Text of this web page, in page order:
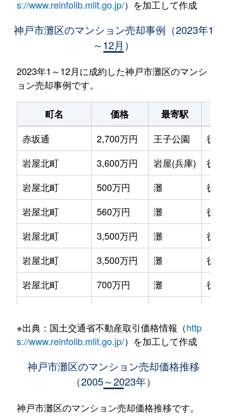
s://www.reinfolib.mlit.go.jp/）を加工して作成
神戸市灘区のマンション売却事例（2023年1
～12月）
2023年1～12月に成約した神戸市灘区のマンシ
ョン売却事例です。
町名 価格 最寄駅
赤坂通
2,700万円 王子公園
徒
岩屋北町
3,600万円 岩屋(兵庫)
徒
岩屋北町
500万円 灘
徒
岩屋北町
560万円 灘
徒
岩屋北町
3,500万円 灘
徒
岩屋北町
3,500万円 灘
徒
岩屋北町
700万円 灘
徒
岩屋中町
310万円 岩屋(兵庫)
4,400万円
大石東町
4,300万円 大石
※出典：国土交通省不動産取引価格情報（http
s://www.reinfolib.mlit.go.jp/）を加工して作成
神戸市灘区のマンション売却価格推移
（2005～2023年）
神戸市灘区のマンション売却価格推移です。